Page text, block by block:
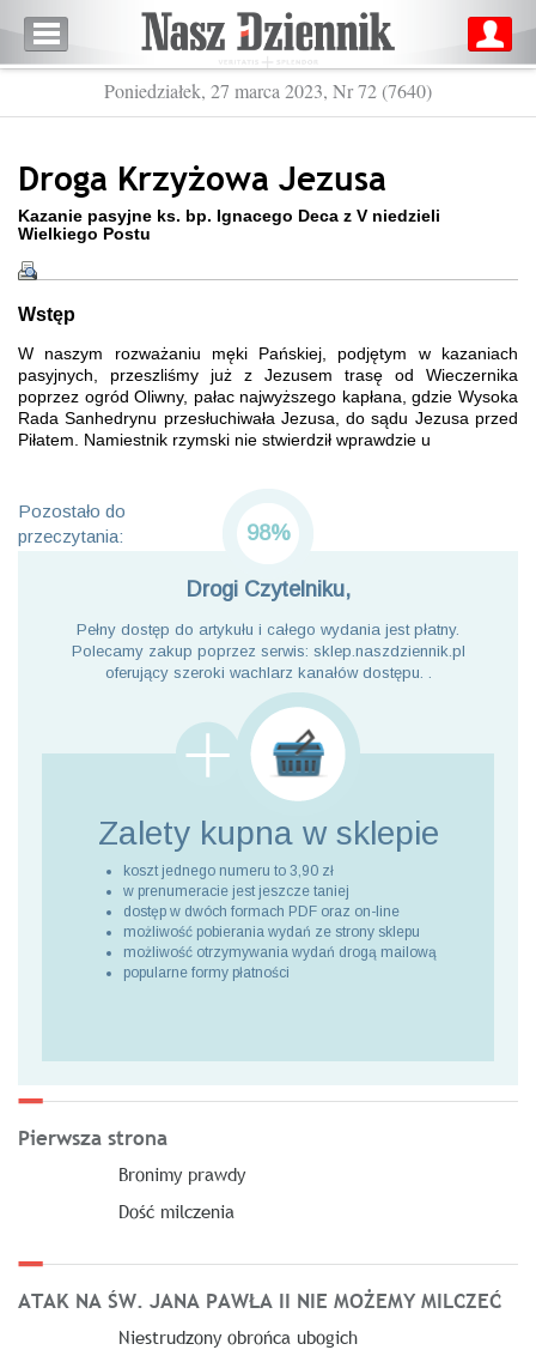
Poniedziałek, 27 marca 2023, Nr 72 (7640)
Droga Krzyżowa Jezusa
Kazanie pasyjne ks. bp. Ignacego Deca z V niedzieli
Wielkiego Postu
Wstęp
W naszym rozważaniu męki Pańskiej, podjętym w kazaniach
pasyjnych, przeszliśmy już z Jezusem trasę od Wieczernika
poprzez ogród Oliwny, pałac najwyższego kapłana, gdzie Wysoka
Rada Sanhedrynu przesłuchiwała Jezusa, do sądu Jezusa przed
Piłatem. Namiestnik rzymski nie stwierdził wprawdzie u
Pozostało do
przeczytania:
98%
Drogi Czytelniku,
Pełny dostęp do artykułu i całego wydania jest płatny.
Polecamy zakup poprzez serwis: sklep.naszdziennik.pl
oferujący szeroki wachlarz kanałów dostępu. .
Zalety kupna w sklepie
koszt jednego numeru to 3,90 zł
w prenumeracie jest jeszcze taniej
dostęp w dwóch formach PDF oraz on-line
możliwość pobierania wydań ze strony sklepu
możliwość otrzymywania wydań drogą mailową
popularne formy płatności
Pierwsza strona
Bronimy prawdy
Dość milczenia
ATAK NA ŚW. JANA PAWŁA II NIE MOŻEMY MILCZEĆ
Niestrudzony obrońca ubogich